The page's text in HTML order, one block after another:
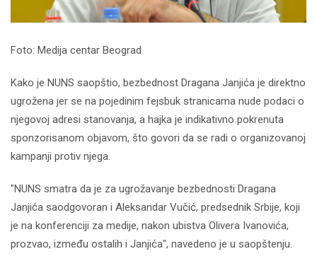
Foto: Medija centar Beograd
Kako je NUNS saopštio, bezbednost Dragana Janjića je direktno
ugrožena jer se na pojedinim fejsbuk stranicama nude podaci o
njegovoj adresi stanovanja, a hajka je indikativno pokrenuta
sponzorisanom objavom, što govori da se radi o organizovanoj
kampanji protiv njega.
"NUNS smatra da je za ugrožavanje bezbednosti Dragana
Janjića saodgovoran i Aleksandar Vučić, predsednik Srbije, koji
je na konferenciji za medije, nakon ubistva Olivera Ivanovića,
prozvao, između ostalih i Janjića", navedeno je u saopštenju.